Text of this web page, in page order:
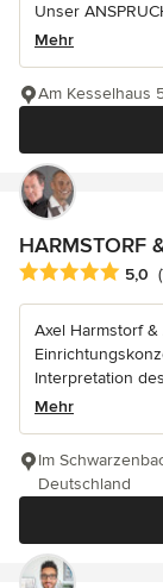
Unser
Mehr
Am Kesselhaus
HARMSTORF
5,0
Axel Harmstorf
Interpretation
Mehr
Im
Deutschland